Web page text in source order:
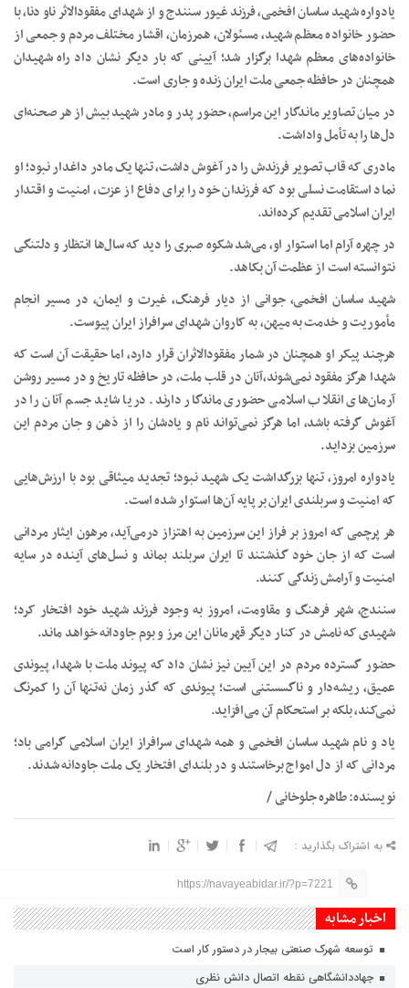
یادواره شهید ساسان افخمی، فرزند غیور سنندج و از شهدای مفقودالاثر ناو دنا، با
حضور خانواده معظم شهید، مسئولان، همرزمان، اقشار مختلف مردم و جمعی از
خانواده‌های معظم شهدا برگزار شد؛ آیینی که بار دیگر نشان داد راه شهیدان
همچنان در حافظه جمعی ملت ایران زنده و جاری است.
در میان تصاویر ماندگار این مراسم، حضور پدر و مادر شهید بیش از هر صحنه‌ای
دل‌ها را به تأمل واداشت.
مادری که قاب تصویر فرزندش را در آغوش داشت، تنها یک مادر داغدار نبود؛ او
نماد استقامت نسلی بود که فرزندان خود را برای دفاع از عزت، امنیت و اقتدار
ایران اسلامی تقدیم کرده‌اند.
در چهره آرام اما استوار او، می‌شد شکوه صبری را دید که سال‌ها انتظار و دلتنگی
نتوانسته است از عظمت آن بکاهد.
شهید ساسان افخمی، جوانی از دیار فرهنگ، غیرت و ایمان، در مسیر انجام
مأموریت و خدمت به میهن، به کاروان شهدای سرافراز ایران پیوست.
هرچند پیکر او همچنان در شمار مفقودالاثران قرار دارد، اما حقیقت آن است که
شهدا هرگز مفقود نمی‌شوند،آنان در قلب ملت، در حافظه تاریخ و در مسیر روشن
آرمان‌های انقلاب اسلامی حضوری ماندگار دارند. دریا شاید جسم آنان را در
آغوش گرفته باشد، اما هرگز نمی‌تواند نام و یادشان را از ذهن و جان مردم این
سرزمین بزداید.
یادواره امروز، تنها بزرگداشت یک شهید نبود؛ تجدید میثاقی بود با ارزش‌هایی
که امنیت و سربلندی ایران بر پایه آن‌ها استوار شده است.
هر پرچمی که امروز بر فراز این سرزمین به اهتزاز درمی‌آید، مرهون ایثار مردانی
است که از جان خود گذشتند تا ایران سربلند بماند و نسل‌های آینده در سایه
امنیت و آرامش زندگی کنند.
سنندج، شهر فرهنگ و مقاومت، امروز به وجود فرزند شهید خود افتخار کرد؛
شهیدی که نامش در کنار دیگر قهرمانان این مرز و بوم جاودانه خواهد ماند.
حضور گسترده مردم در این آیین نیز نشان داد که پیوند ملت با شهدا، پیوندی
عمیق، ریشه‌دار و ناگسستنی است؛ پیوندی که گذر زمان نه‌تنها آن را کمرنگ
نمی‌کند، بلکه بر استحکام آن می‌افزاید.
یاد و نام شهید ساسان افخمی و همه شهدای سرافراز ایران اسلامی گرامی باد؛
مردانی که از دل امواج برخاستند و در بلندای افتخار یک ملت جاودانه شدند.
نویسنده: طاهره جلوخانی /
به اشتراک بگذارید :
https://navayeabidar.ir/?p=7221
اخبار مشابه
توسعه شهرک صنعتی بیجار در دستور کار است
جهاددانشگاهی نقطه اتصال دانش نظری